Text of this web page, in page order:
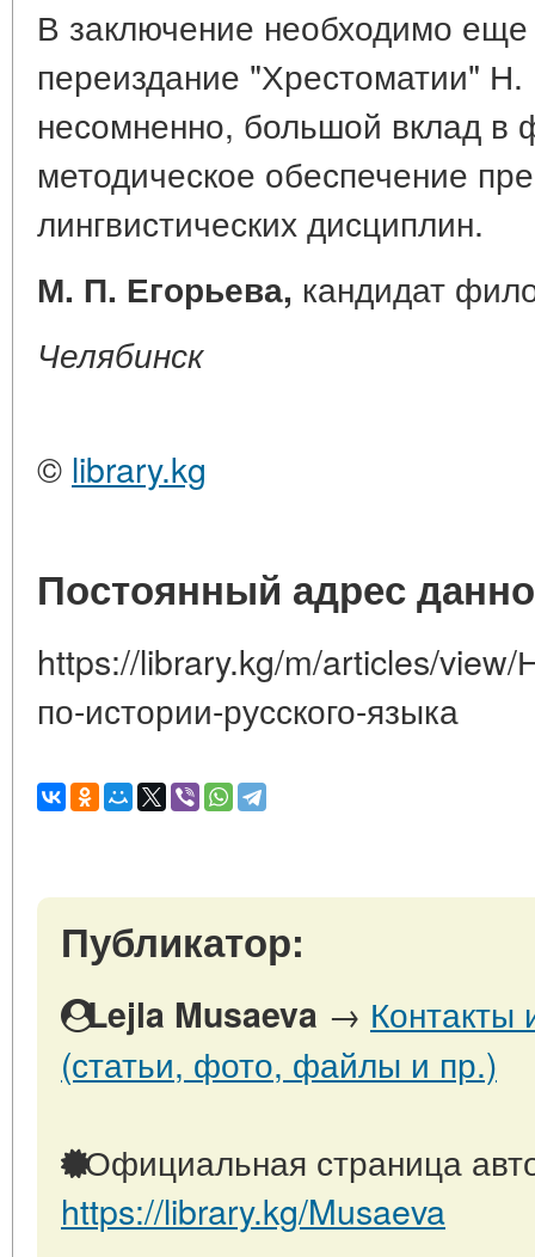
В заключение необходимо еще
переиздание "Хрестоматии"
несомненно, большой вклад в
методическое обеспечение
лингвистических дисциплин.
М. П. Егорьева, кандидат
Челябинск
© library.kg
Постоянный адрес
https://library.kg/m/articles/
по-истории-русского-языка
Публикатор:
Lejla Musaeva → Контакты
(статьи, фото, файлы и пр.)
Официальная страница
https://library.kg/Musaeva